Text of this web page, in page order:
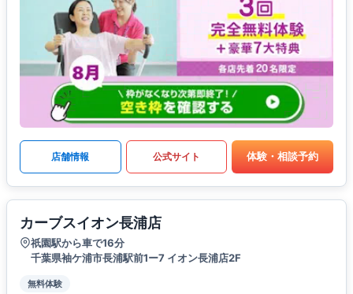
店舗情報 公式サイト 体験・相談予約
カーブスイオン長浦店
祇園駅から車で16分
千葉県袖ケ浦市長浦駅前1ー7 イオン長浦店2F
無料体験